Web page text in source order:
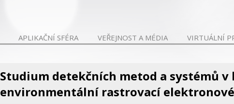
APLIKAČNÍ SFÉRA VEŘEJNOST A MÉDIA VIRTUÁLNÍ
Studium detekčních metod a systémů
environmentální rastrovací